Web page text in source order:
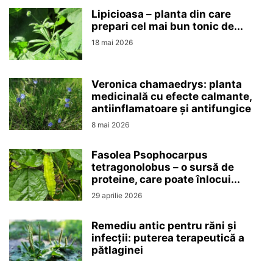
Lipicioasa – planta din care
prepari cel mai bun tonic de...
18 mai 2026
Veronica chamaedrys: planta
medicinală cu efecte calmante,
antiinflamatoare și antifungice
8 mai 2026
Fasolea Psophocarpus
tetragonolobus – o sursă de
proteine, care poate înlocui...
29 aprilie 2026
Remediu antic pentru răni și
infecții: puterea terapeutică a
pătlaginei